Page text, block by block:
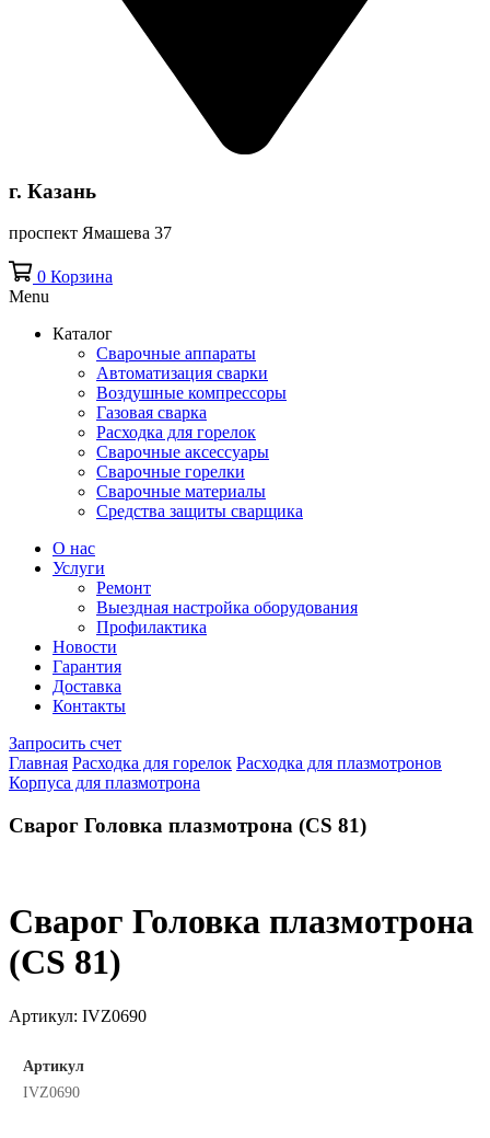
г. Казань
проспект Ямашева 37
0 Корзина
Menu
Каталог
Сварочные аппараты
Автоматизация сварки
Воздушные компрессоры
Газовая сварка
Расходка для горелок
Сварочные аксессуары
Сварочные горелки
Сварочные материалы
Средства защиты сварщика
О нас
Услуги
Ремонт
Выездная настройка оборудования
Профилактика
Новости
Гарантия
Доставка
Контакты
Запросить счет
Главная Расходка для горелок Расходка для плазмотронов
Корпуса для плазмотрона
Сварог Головка плазмотрона (CS 81)
Сварог Головка плазмотрона
(CS 81)
Артикул: IVZ0690
Артикул
IVZ0690